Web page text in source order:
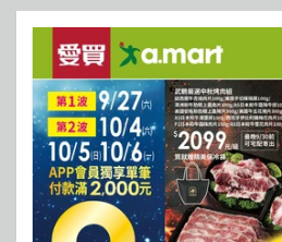
線上DM
找菜單
品牌總覽